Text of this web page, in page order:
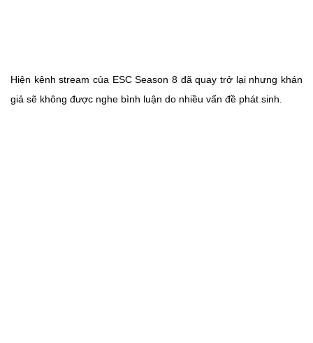
Hiện kênh stream của ESC Season 8 đã quay trở lại nhưng khán
giả sẽ không được nghe bình luận do nhiều vấn đề phát sinh.